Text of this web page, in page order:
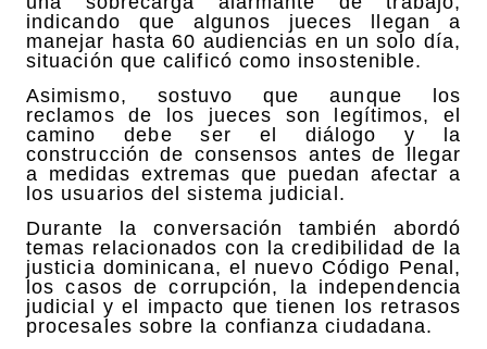
indicando que algunos jueces llegan a
manejar hasta 60 audiencias en un solo día,
situación que calificó como insostenible.
Asimismo, sostuvo que aunque los
reclamos de los jueces son legítimos, el
camino debe ser el diálogo y la
construcción de consensos antes de llegar
a medidas extremas que puedan afectar a
los usuarios del sistema judicial.
Durante la conversación también abordó
temas relacionados con la credibilidad de la
justicia dominicana, el nuevo Código Penal,
los casos de corrupción, la independencia
judicial y el impacto que tienen los retrasos
procesales sobre la confianza ciudadana.